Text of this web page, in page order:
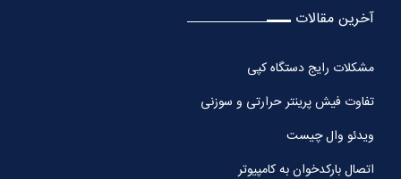
آخرین مقالات
مشکلات رایج دستگاه کپی
تفاوت فیش پرینتر حرارتی و سوزنی
ویدئو وال چیست
اتصال بارکدخوان به کامپیوتر